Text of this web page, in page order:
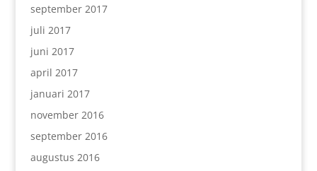
september 2017
juli 2017
juni 2017
april 2017
januari 2017
november 2016
september 2016
augustus 2016